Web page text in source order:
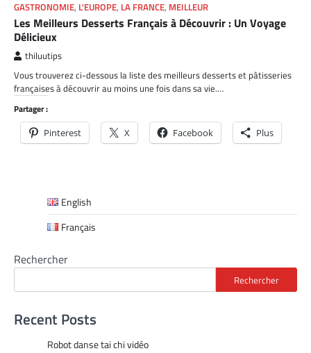
GASTRONOMIE, L'EUROPE, LA FRANCE, MEILLEUR
Les Meilleurs Desserts Français à Découvrir : Un Voyage
Délicieux
thiluutips
Vous trouverez ci-dessous la liste des meilleurs desserts et pâtisseries
françaises à découvrir au moins une fois dans sa vie.…
Partager :
Pinterest X Facebook Plus
English
Français
Rechercher
Rechercher
Recent Posts
Robot danse tai chi vidéo